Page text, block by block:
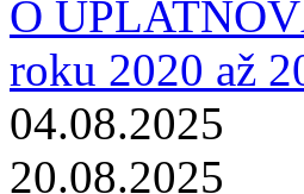
O
roku 2020 až
04.08.2025
20.08.2025